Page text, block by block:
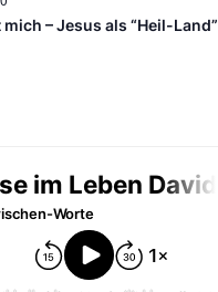
– Jesus als “Heil-Land”